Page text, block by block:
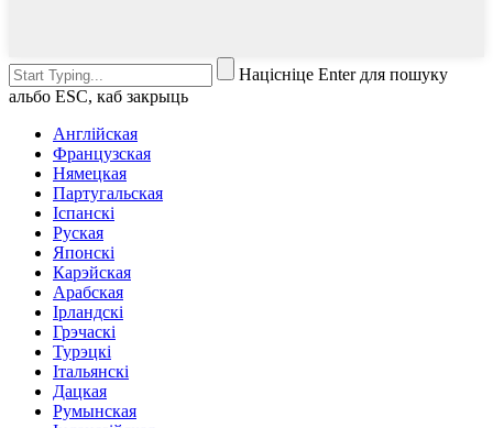
Націсніце Enter для пошуку
альбо ESC, каб закрыць
Англійская
Французская
Нямецкая
Партугальская
Іспанскі
Руская
Японскі
Карэйская
Арабская
Ірландскі
Грэчаскі
Турэцкі
Італьянскі
Дацкая
Румынская